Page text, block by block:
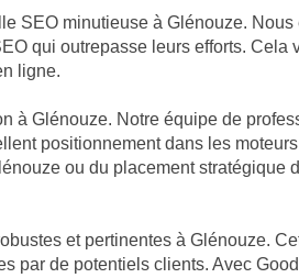
SEO minutieuse à Glénouze.
qui outrepasse leurs efforts.
ligne.
à Glénouze. Notre équipe de
positionnement dans les
ou du placement stratégique
et pertinentes à Glénouze.
par de potentiels clients. Avec